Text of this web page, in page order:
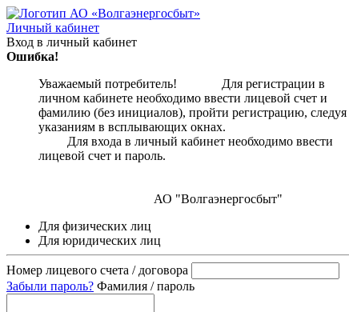
Личный кабинет
Вход в личный кабинет
Ошибка!
Уважаемый потребитель! Для регистрации в
личном кабинете необходимо ввести лицевой счет и
фамилию (без инициалов), пройти регистрацию, следуя
указаниям в всплывающих окнах.
Для входа в личный кабинет необходимо ввести
лицевой счет и пароль.
АО "Волгаэнергосбыт"
Для физических лиц
Для юридических лиц
Номер лицевого счета / договора
Забыли пароль? Фамилия / пароль